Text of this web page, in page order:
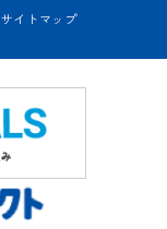
サイトマップ